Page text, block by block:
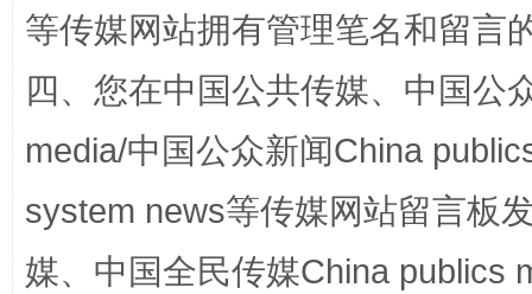
等传媒网站拥有管理笔名和留言
四、您在中国公共传媒、中国公
media/中国公众新闻China
system news等传媒网站留言板
媒、中国全民传媒China publics